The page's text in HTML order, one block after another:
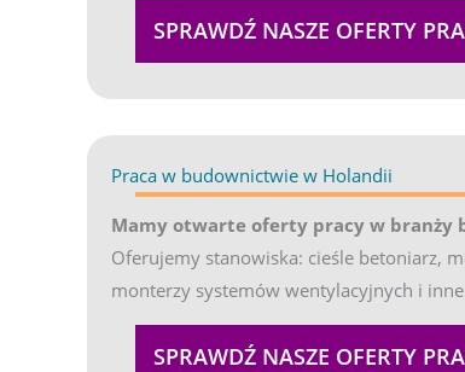
SPRAWDŹ NASZE OFERTY
Praca w budownictwie w Holandii
Mamy otwarte oferty pracy w branży
Oferujemy stanowiska: cieśle betoniarz,
monterzy systemów wentylacyjnych i
SPRAWDŹ NASZE OFERTY